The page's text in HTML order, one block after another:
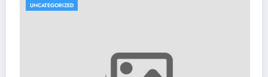
UNCATEGORIZED